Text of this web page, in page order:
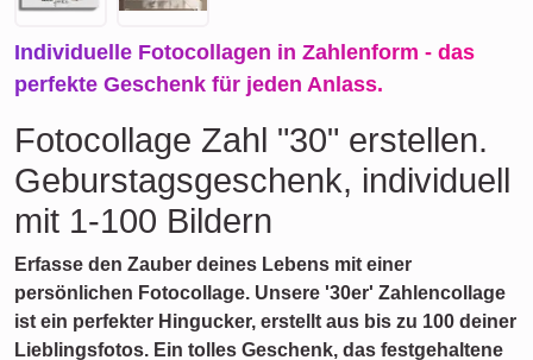
Individuelle Fotocollagen in Zahlenform - das
perfekte Geschenk für jeden Anlass.
Fotocollage Zahl "30" erstellen.
Geburstagsgeschenk, individuell
mit 1-100 Bildern
Erfasse den Zauber deines Lebens mit einer
persönlichen Fotocollage. Unsere '30er' Zahlencollage
ist ein perfekter Hingucker, erstellt aus bis zu 100 deiner
Lieblingsfotos. Ein tolles Geschenk, das festgehaltene